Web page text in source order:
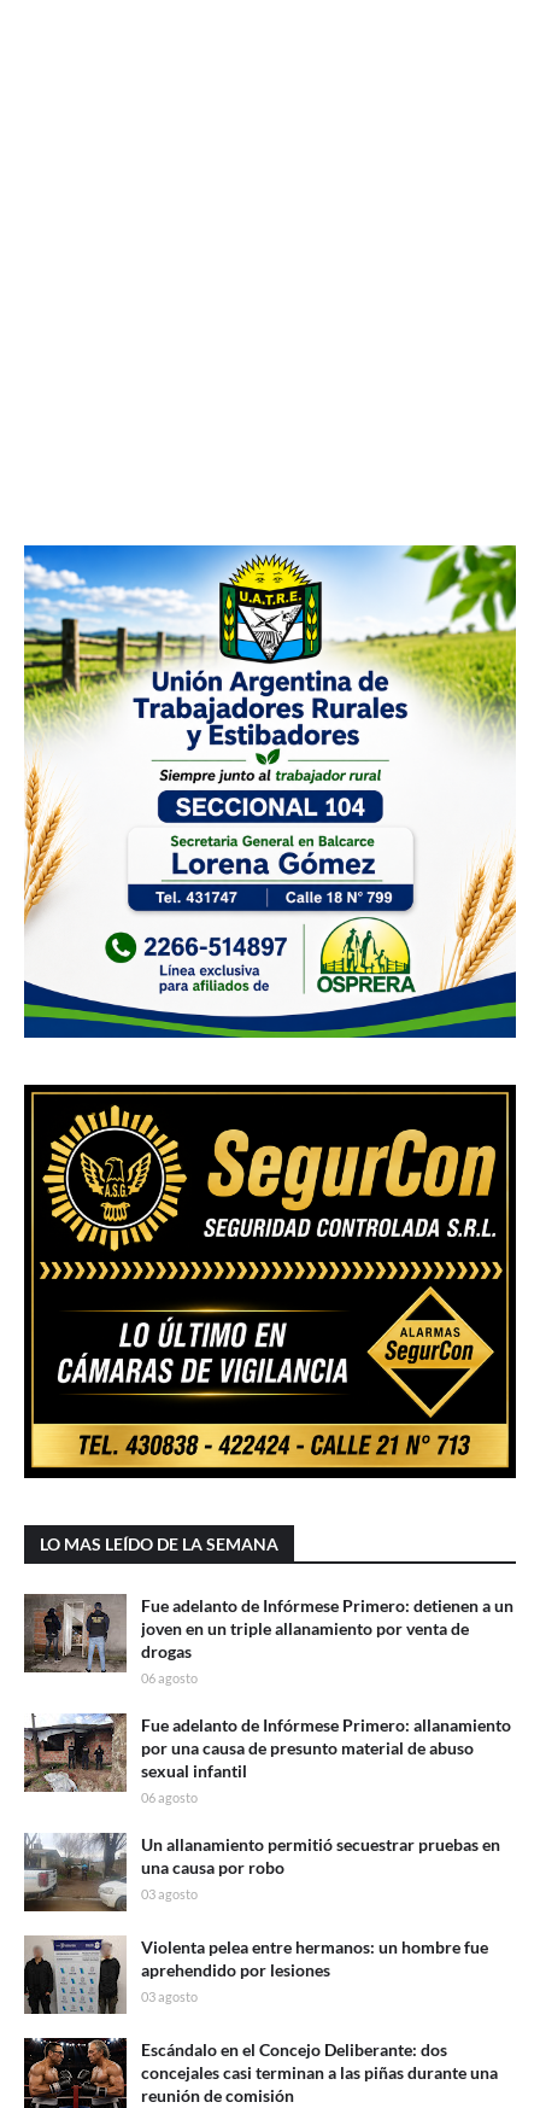
LO MAS LEÍDO DE LA SEMANA
Fue adelanto de Infórmese Primero: detienen a un
joven en un triple allanamiento por venta de
drogas
06 agosto
Fue adelanto de Infórmese Primero: allanamiento
por una causa de presunto material de abuso
sexual infantil
06 agosto
Un allanamiento permitió secuestrar pruebas en
una causa por robo
03 agosto
Violenta pelea entre hermanos: un hombre fue
aprehendido por lesiones
03 agosto
Escándalo en el Concejo Deliberante: dos
concejales casi terminan a las piñas durante una
reunión de comisión